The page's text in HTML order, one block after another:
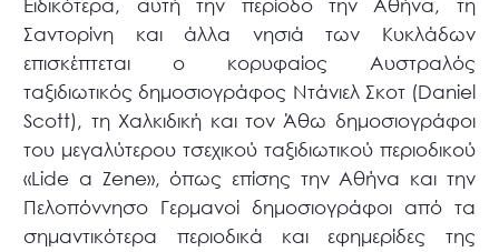
Ειδικότερα, αυτή την περίοδο την Αθήνα, τη
Σαντορίνη και άλλα νησιά των Κυκλάδων
επισκέπτεται ο κορυφαίος Αυστραλός
ταξιδιωτικός δημοσιογράφος Ντάνιελ Σκοτ (Daniel
Scott), τη Χαλκιδική και τον Άθω δημοσιογράφοι
του μεγαλύτερου τσεχικού ταξιδιωτικού περιοδικού
«Lide a Zene», όπως επίσης την Αθήνα και την
Πελοπόννησο Γερμανοί δημοσιογράφοι από τα
σημαντικότερα περιοδικά και εφημερίδες της